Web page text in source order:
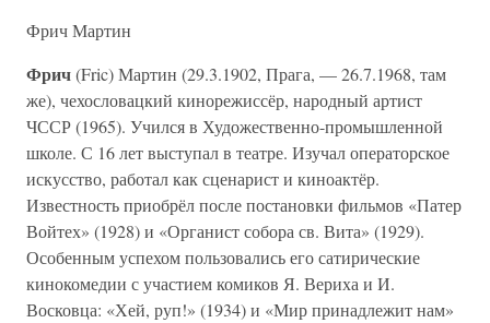
Фрич Мартин
Фрич(Fric) Мартин (29.3.1902, Прага, — 26.7.1968, там
же), чехословацкий кинорежиссёр, народный артист
ЧССР (1965). Учился в Художественно-промышленной
школе. С 16 лет выступал в театре. Изучал операторское
искусство, работал как сценарист и киноактёр.
Известность приобрёл после постановки фильмов «Патер
Войтех» (1928) и «Органист собора св. Вита» (1929).
Особенным успехом пользовались его сатирические
кинокомедии с участием комиков Я. Вериха и И.
Восковца: «Хей, руп!» (1934) и «Мир принадлежит нам»